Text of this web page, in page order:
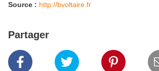
Source : http://bvoltaire.fr
Partager